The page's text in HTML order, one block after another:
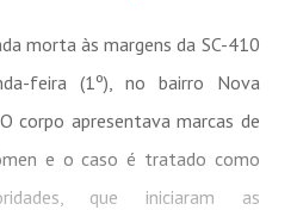
morta às margens da SC-410
feira (1º), no bairro Nova
corpo apresentava marcas de
e o caso é tratado como
que iniciaram as